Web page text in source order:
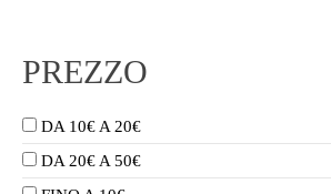
PREZZO
DA 10€ A 20€
DA 20€ A 50€